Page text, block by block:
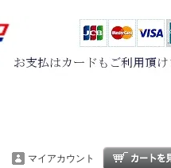
マイアカウント